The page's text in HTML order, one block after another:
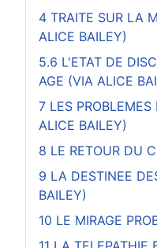
4 TRAITE SUR LA
ALICE BAILEY)
5.6 L'ETAT DE
AGE (VIA ALICE
7 LES
ALICE BAILEY)
8 LE RETOUR DU
9 LA DESTINEE
BAILEY)
10 LE MIRAGE